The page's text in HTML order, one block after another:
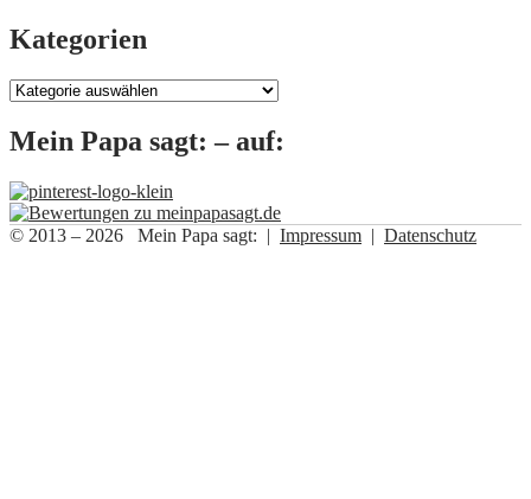
Kategorien
Kategorien
Mein Papa sagt: – auf:
© 2013 – 2026 Mein Papa sagt: | Impressum | Datenschutz